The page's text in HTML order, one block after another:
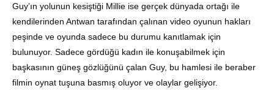
Guy’ın yolunun kesiştiği Millie ise gerçek dünyada ortağı ile
kendilerinden Antwan tarafından çalınan video oyunun hakları
peşinde ve oyunda sadece bu durumu kanıtlamak için
bulunuyor. Sadece gördüğü kadın ile konuşabilmek için
başkasının güneş gözlüğünü çalan Guy, bu hamlesi ile beraber
filmin oynat tuşuna basmış oluyor ve olaylar gelişiyor.